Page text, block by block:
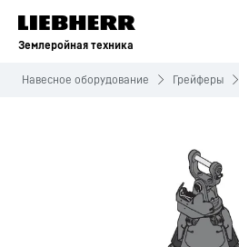
Землеройная техника
Навесное оборудование Грейферы